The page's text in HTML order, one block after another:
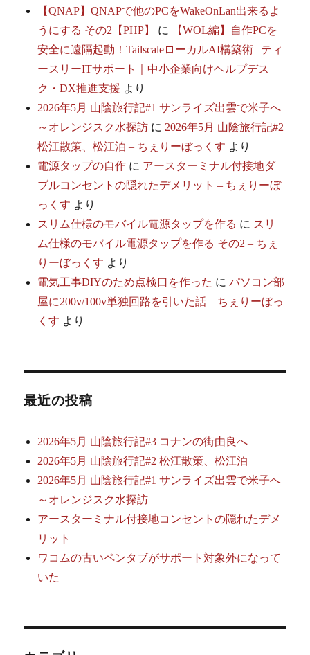
【QNAP】QNAPで他のPCをWakeOnLan出来るよ
うにする その2【PHP】
に
【WOL編】自作PCを
安全に遠隔起動！TailscaleローカルAI構築術 | ティ
ースリーITサポート｜中小企業向けヘルプデス
ク・DX推進支援 より
2026年5月 山陰旅行記#1 サンライズ出雲で米子へ
～オレンジスク水探訪 に 2026年5月 山陰旅行記#2
松江散策、松江泊 – ちぇりーぼっくす より
電源タップの自作 に アースターミナル付接地ダ
ブルコンセントの隠れたデメリット – ちぇりーぼ
っくす より
スリム仕様のモバイル電源タップを作る に スリ
ム仕様のモバイル電源タップを作る その2 – ちぇ
りーぼっくす より
電気工事DIYのため点検口を作った にパソコン部
屋に200v/100v単独回路を引いた話 – ちぇりーぼっ
くす より
最近の投稿
2026年5月 山陰旅行記#3 コナンの街由良へ
2026年5月 山陰旅行記#2 松江散策、松江泊
2026年5月 山陰旅行記#1 サンライズ出雲で米子へ
～オレンジスク水探訪
アースターミナル付接地コンセントの隠れたデメ
リット
ワコムの古いペンタブがサポート対象外になって
いた